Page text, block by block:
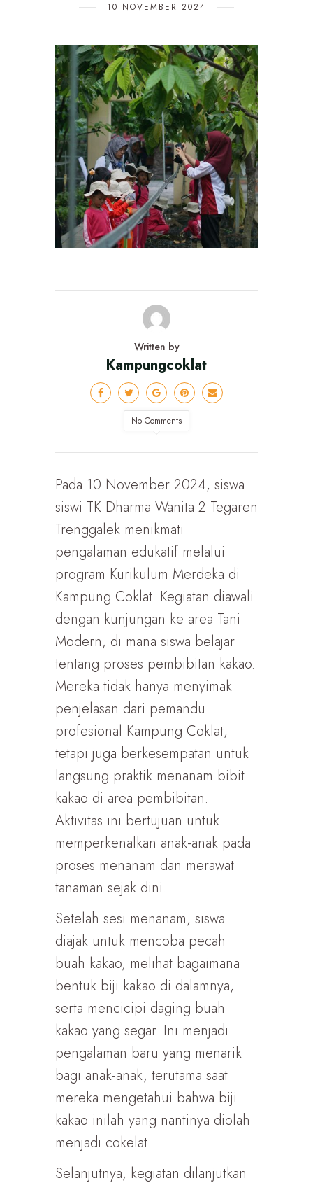
10 NOVEMBER 2024
Written by
Kampungcoklat
No Comments
Pada 10 November 2024, siswa
siswi TK Dharma Wanita 2 Tegaren
Trenggalek menikmati
pengalaman edukatif melalui
program Kurikulum Merdeka di
Kampung Coklat. Kegiatan diawali
dengan kunjungan ke area Tani
Modern, di mana siswa belajar
tentang proses pembibitan kakao.
Mereka tidak hanya menyimak
penjelasan dari pemandu
profesional Kampung Coklat,
tetapi juga berkesempatan untuk
langsung praktik menanam bibit
kakao di area pembibitan.
Aktivitas ini bertujuan untuk
memperkenalkan anak-anak pada
proses menanam dan merawat
tanaman sejak dini.
Setelah sesi menanam, siswa
diajak untuk mencoba pecah
buah kakao, melihat bagaimana
bentuk biji kakao di dalamnya,
serta mencicipi daging buah
kakao yang segar. Ini menjadi
pengalaman baru yang menarik
bagi anak-anak, terutama saat
mereka mengetahui bahwa biji
kakao inilah yang nantinya diolah
menjadi cokelat.
Selanjutnya, kegiatan dilanjutkan